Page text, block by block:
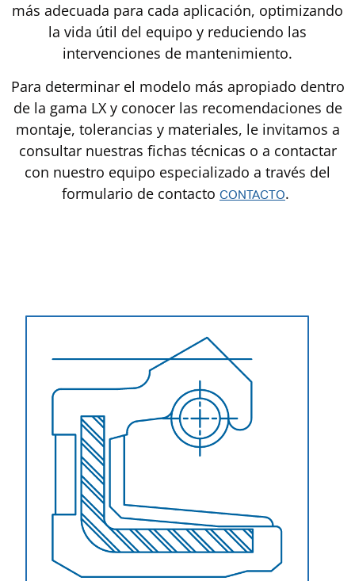
más adecuada para cada aplicación, optimizando
la vida útil del equipo y reduciendo las
intervenciones de mantenimiento.
Para determinar el modelo más apropiado dentro
de la gama LX y conocer las recomendaciones de
montaje, tolerancias y materiales, le invitamos a
consultar nuestras fichas técnicas o a contactar
con nuestro equipo especializado a través del
formulario de contacto CONTACTO.